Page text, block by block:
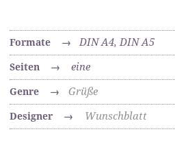
Formate → DIN A4, DIN A5
Seiten → eine
Genre → Grüße
Designer → Wunschblatt